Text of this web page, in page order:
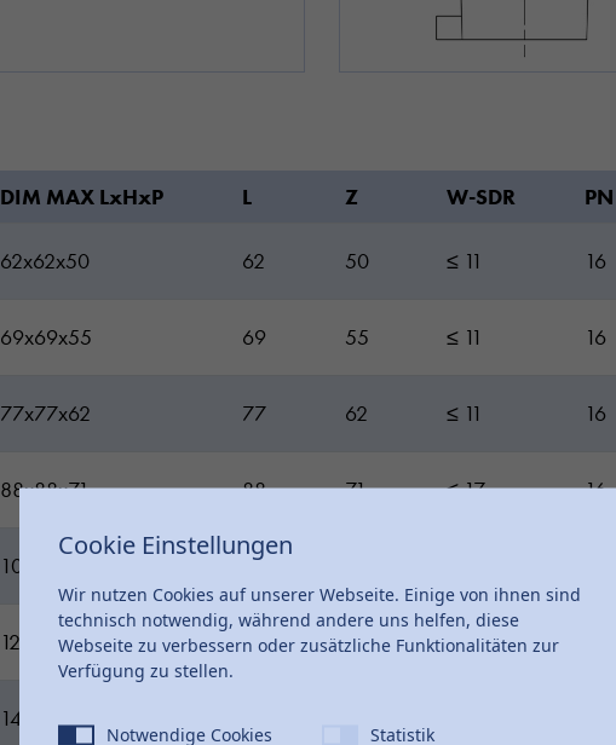
DIM MAX LxHxP L Z W-SDR PN
62x62x50 62 50 ≤ 11 16
69x69x55 69 55 ≤ 11 16
77x77x62 77 62 ≤ 11 16
88x88x71 88 71 ≤ 17 16
103x103x82 103
121x121x96 121 96 ≤ 17
142x142x109
Cookie Einstellungen
Wir nutzen Cookies auf unserer Webseite. Einige von ihnen sind
technisch notwendig, während andere uns helfen, diese
Webseite zu verbessern oder zusätzliche Funktionalitäten zur
Verfügung zu stellen.
Notwendige Cookies
Statistik